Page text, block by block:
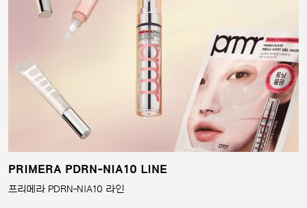
PRIMERA PDRN‑NIA10 LINE
프리메라 PDRN‑NIA10 라인